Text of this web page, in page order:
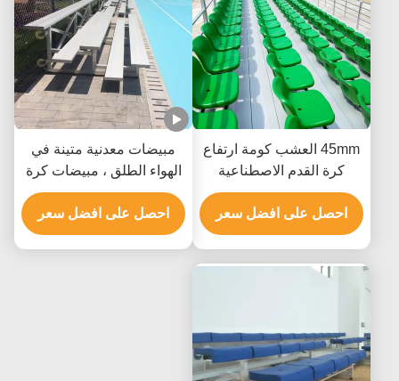
45mm العشب كومة ارتفاع
كرة القدم الاصطناعية
العشب الاصطناعي
المستخدمة لمحكمة
المدرسة
احصل على افضل سعر
مبيضات معدنية متينة في
الهواء الطلق ، مبيضات كرة
قدم من الألومنيوم محمولة
احصل على افضل سعر